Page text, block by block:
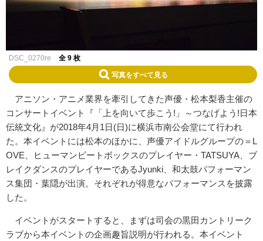
DSC_0270re 全 9 枚
写真をすべて見る
アニソン・アニメ業界を牽引してきた声優・松本梨香主催の
コンサートイベント『「上を向いて歩こう!」～つなげよう!日本
伝統文化』が2018年4月1日(日)に横浜市南公会堂にて行われ
た。本イベントには松本のほかに、声優アイドルグループの＝L
OVE、ヒューマンビートボックスのプレイヤー・TATSUYA、ブ
レイクダンスのプレイヤーであるJyunki、和太鼓パフォーマン
ス集団・葉隠が出演。それぞれが得意なパフォーマンスを披露
した。
イベントがスタートすると、まずは司会の黒田カントリーク
ラブから本イベントの企画趣旨説明が行われる。本イベント